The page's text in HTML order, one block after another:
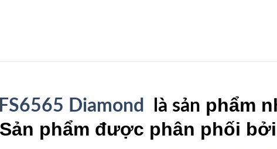
Diamond là sản phẩm
phẩm được phân phối bởi